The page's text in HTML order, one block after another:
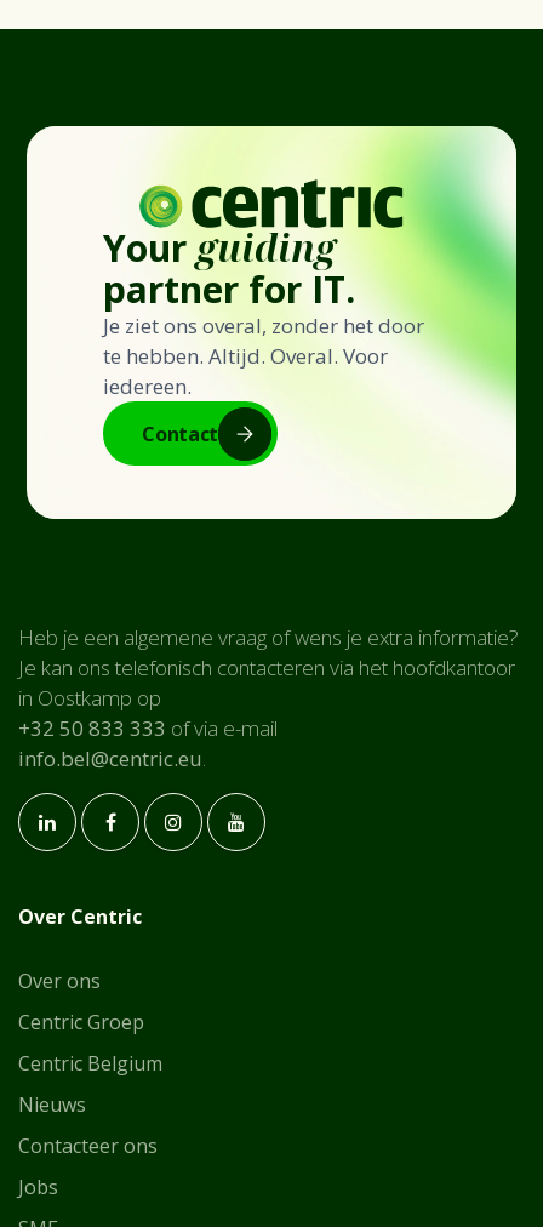
Your guiding
partner for IT.
Je ziet ons overal, zonder het door
te hebben. Altijd. Overal. Voor
iedereen.
Contact
Heb je een algemene vraag of wens je extra informatie?
Je kan ons telefonisch contacteren via het hoofdkantoor
in Oostkamp op
+32 50 833 333 of via e-mail
info.bel@centric.eu.
Over Centric
Over ons
Centric Groep
Centric Belgium
Nieuws
Contacteer ons
Jobs